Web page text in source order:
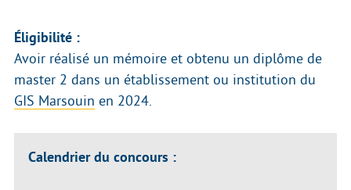
Éligibilité :
Avoir réalisé un mémoire et obtenu un diplôme de
master 2 dans un établissement ou institution du
GIS Marsouin en 2024.
Calendrier du concours :